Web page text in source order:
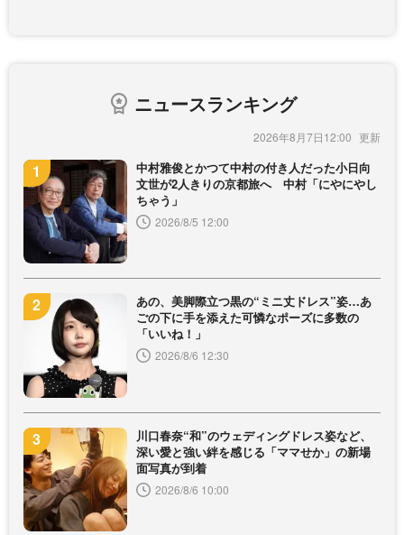
ニュースランキング
2026年8月7日12:00
中村雅俊とかつて中村の付き人だった小日向
文世が2人きりの京都旅へ 中村「にやにやし
ちゃう」
2026/8/5 12:00
あの、美脚際立つ黒の“ミニ丈ドレス”姿…あ
ごの下に手を添えた可憐なポーズに多数の
「いいね！」
2026/8/6 12:30
川口春奈“和”のウェディングドレス姿など、
深い愛と強い絆を感じる「ママせか」の新場
面写真が到着
2026/8/6 10:00